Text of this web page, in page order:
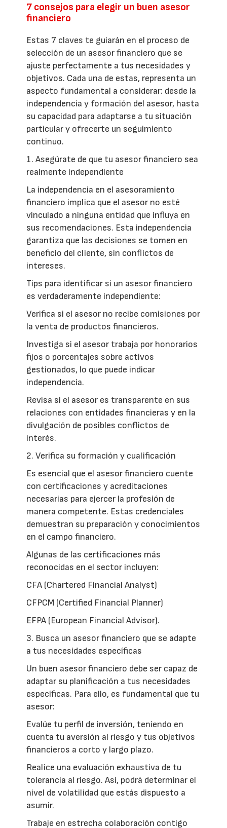
7 consejos para elegir un buen asesor
financiero
Estas 7 claves te guiarán en el proceso de
selección de un asesor financiero que se
ajuste perfectamente a tus necesidades y
objetivos. Cada una de estas, representa un
aspecto fundamental a considerar: desde la
independencia y formación del asesor, hasta
su capacidad para adaptarse a tu situación
particular y ofrecerte un seguimiento
continuo.
1. Asegúrate de que tu asesor financiero sea
realmente independiente
La independencia en el asesoramiento
financiero implica que el asesor no esté
vinculado a ninguna entidad que influya en
sus recomendaciones. Esta independencia
garantiza que las decisiones se tomen en
beneficio del cliente, sin conflictos de
intereses.
Tips para identificar si un asesor financiero
es verdaderamente independiente:
Verifica si el asesor no recibe comisiones por
la venta de productos financieros.
Investiga si el asesor trabaja por honorarios
fijos o porcentajes sobre activos
gestionados, lo que puede indicar
independencia.
Revisa si el asesor es transparente en sus
relaciones con entidades financieras y en la
divulgación de posibles conflictos de
interés.
2. Verifica su formación y cualificación
Es esencial que el asesor financiero cuente
con certificaciones y acreditaciones
necesarias para ejercer la profesión de
manera competente. Estas credenciales
demuestran su preparación y conocimientos
en el campo financiero.
Algunas de las certificaciones más
reconocidas en el sector incluyen:
CFA (Chartered Financial Analyst)
CFPCM (Certified Financial Planner)
EFPA (European Financial Advisor).
3. Busca un asesor financiero que se adapte
a tus necesidades específicas
Un buen asesor financiero debe ser capaz de
adaptar su planificación a tus necesidades
específicas. Para ello, es fundamental que tu
asesor:
Evalúe tu perfil de inversión, teniendo en
cuenta tu aversión al riesgo y tus objetivos
financieros a corto y largo plazo.
Realice una evaluación exhaustiva de tu
tolerancia al riesgo. Así, podrá determinar el
nivel de volatilidad que estás dispuesto a
asumir.
Trabaje en estrecha colaboración contigo